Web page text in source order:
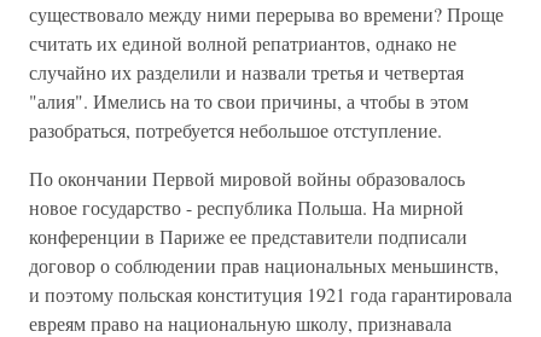
существовало между ними перерыва во времени? Проще
считать их единой волной репатриантов, однако не
случайно их разделили и назвали третья и четвертая
"алия". Имелись на то свои причины, а чтобы в этом
разобраться, потребуется небольшое отступление.
По окончании Первой мировой войны образовалось
новое государство - республика Польша. На мирной
конференции в Париже ее представители подписали
договор о соблюдении прав национальных меньшинств,
и поэтому польская конституция 1921 года гарантировала
евреям право на национальную школу, признавала